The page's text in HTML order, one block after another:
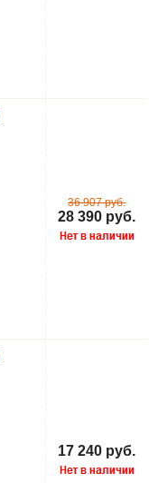
36 907 руб.
28 390 руб.
17 240 руб.